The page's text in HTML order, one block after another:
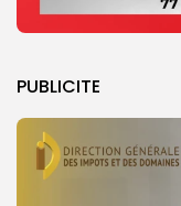
PUBLICITE